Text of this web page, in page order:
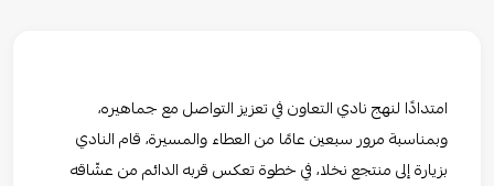
امتدادًا لنهج نادي ⁧التعاون⁩ في تعزيز التواصل مع جماهيره،
وبمناسبة مرور سبعين عامًا من العطاء والمسيرة، قام النادي
بزيارة إلى منتجع نخلا، في خطوة تعكس قربه الدائم من عشّاقه